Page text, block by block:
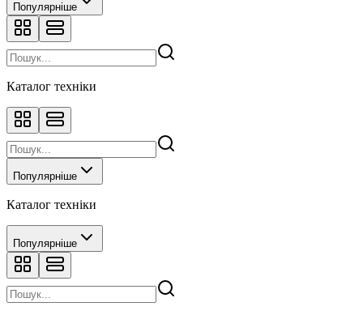
Популярніше
Каталог техніки
Популярніше
Каталог техніки
Популярніше